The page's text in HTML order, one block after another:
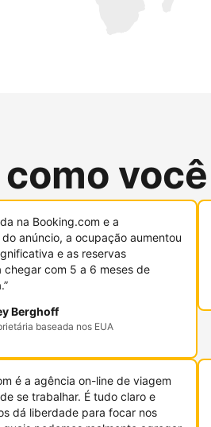
na Booking.com e a
anúncio, a ocupação aumentou
e as reservas
chegar com 5 a 6 meses de
Berghoff
baseada nos EUA
é a agência on-line de viagem
se trabalhar. É tudo claro e
dá liberdade para focar nos